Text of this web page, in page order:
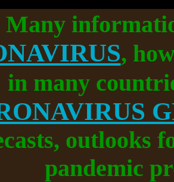
Many
,
in many
outlooks
pandemic